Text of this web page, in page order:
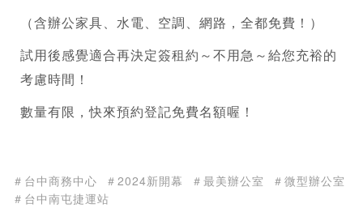
（含辦公家具、水電、空調、網路，全都免費！）
試用後感覺適合再決定簽租約～不用急～給您充裕的
考慮時間！
數量有限，快來預約登記免費名額喔！
＃台中商務中心 ＃2024新開幕 ＃最美辦公室
＃微型辦公室
＃台中南屯捷運站